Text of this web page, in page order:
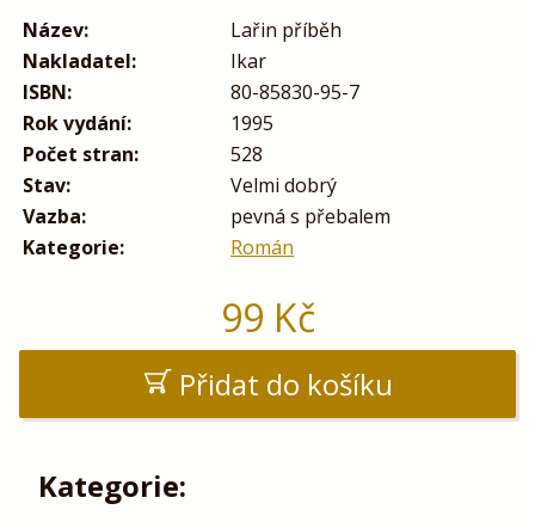
Název:
Lařin příběh
Nakladatel:
Ikar
ISBN:
80-85830-95-7
Rok vydání:
1995
Počet stran:
528
Stav:
Velmi dobrý
Vazba:
pevná s přebalem
Kategorie:
Román
99 Kč
Přidat do košíku
Kategorie: